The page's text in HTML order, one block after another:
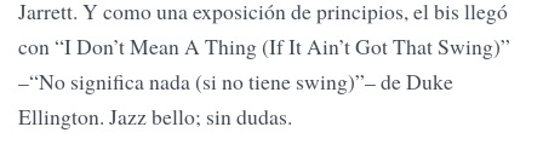
Jarrett. Y como una exposición de principios, el bis llegó
con “I Don’t Mean A Thing (If It Ain’t Got That Swing)”
–“No significa nada (si no tiene swing)”– de Duke
Ellington. Jazz bello; sin dudas.